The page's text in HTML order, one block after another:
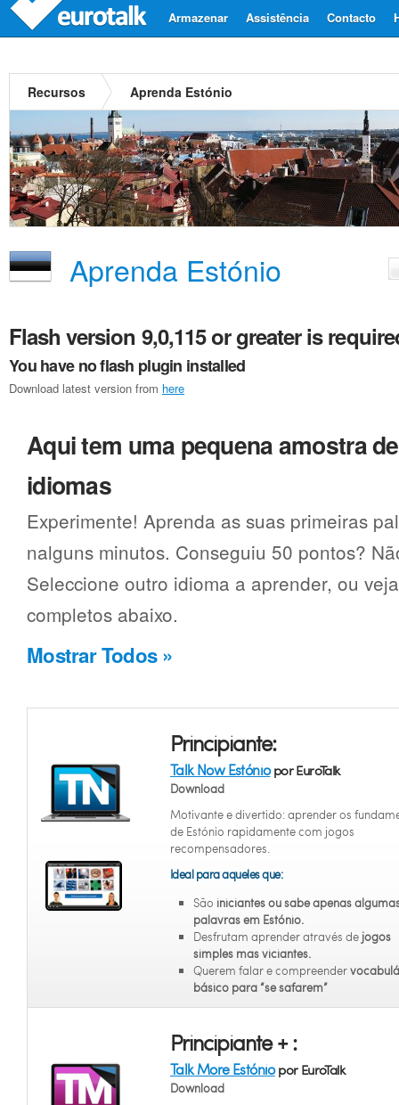
Contacto
Assistência
Armazenar
Recursos Aprenda Estónio
Aprenda Estónio
Flash version 9,0,115 or greater is
You have no flash plugin installed
Download latest version from here
Aqui tem uma pequena amostra
idiomas
Experimente! Aprenda as suas primeiras
nalguns minutos. Conseguiu 50 pontos?
Seleccione outro idioma a aprender, ou
completos abaixo.
Mostrar Todos »
Principiante:
Talk Now Estóniopor EuroTalk
Download
Motivante e divertido: aprender os
de Estónio rapidamente com jogos
recompensadores.
Ideal para aqueles que:
São iniciantesou sabe apenas
palavras em Estónio.
Desfrutam aprender através de jogos
simples mas viciantes.
Querem falar e compreender
básico para “se safarem”
Principiante + :
Talk More Estóniopor EuroTalk
Download